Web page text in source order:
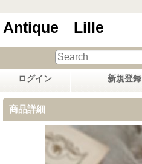
Antique Lille
ログイン 新規登録
商品詳細